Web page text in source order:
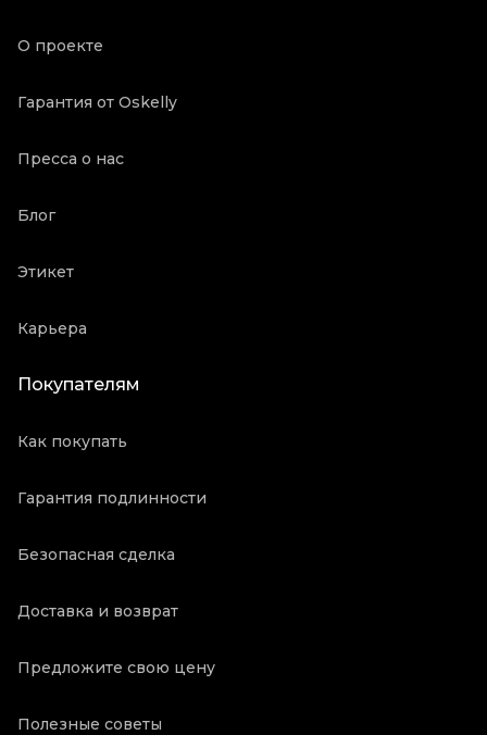
О проекте
Гарантия от Oskelly
Пресса о нас
Блог
Этикет
Карьера
Покупателям
Как покупать
Гарантия подлинности
Безопасная сделка
Доставка и возврат
Предложите свою цену
Полезные советы